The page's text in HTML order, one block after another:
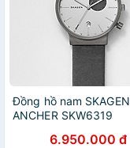
Đồng hồ nam SKAGEN
ANCHER SKW6319
6.950.000 đ